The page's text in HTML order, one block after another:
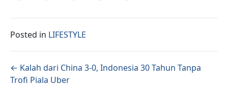
Posted in LIFESTYLE
Posts navigation
← Kalah dari China 3-0, Indonesia 30 Tahun Tanpa
Trofi Piala Uber